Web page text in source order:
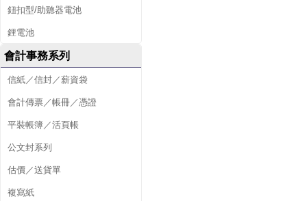
鈕扣型/助聽器電池
鋰電池
會計事務系列
信紙／信封／薪資袋
會計傳票／帳冊／憑證
平裝帳簿／活頁帳
公文封系列
估價／送貨單
複寫紙